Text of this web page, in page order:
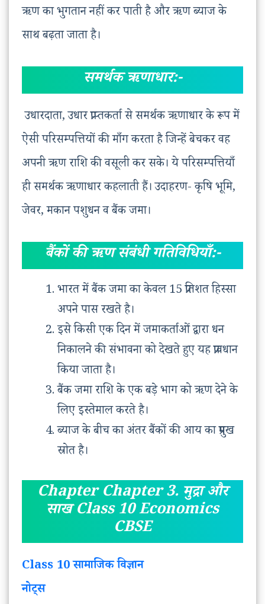
ऋण का भुगतान नहीं कर पाती है और ऋण ब्याज के
साथ बढ़ता जाता है।
समर्थक ऋणाधार:-
उधारदाता, उधार प्राप्तकर्ता से समर्थक ऋणाधार के रूप में
ऐसी परिसम्पत्तियों की माँग करता है जिन्हें बेचकर वह
अपनी ऋण राशि की वसूली कर सके। ये परिसम्पत्तियाँ
ही समर्थक ऋणाधार कहलाती हैं। उदाहरण- कृषि भूमि,
जेवर, मकान पशुधन व बैंक जमा।
बैंकों की ऋण संबंधी गतिविधियाँ:-
भारत में बैंक जमा का केवल 15 प्रतिशत हिस्सा
अपने पास रखते है।
इसे किसी एक दिन में जमाकर्ताओं द्वारा धन
निकालने की संभावना को देखते हुए यह प्रावधान
किया जाता है।
बैंक जमा राशि के एक बड़े भाग को ऋण देने के
लिए इस्तेमाल करते है।
ब्याज के बीच का अंतर बैंकों की आय का प्रमुख
स्रोत है।
Chapter Chapter 3. मुद्रा और
साख Class 10 Economics
CBSE
Class 10 सामाजिक विज्ञान
नोट्स